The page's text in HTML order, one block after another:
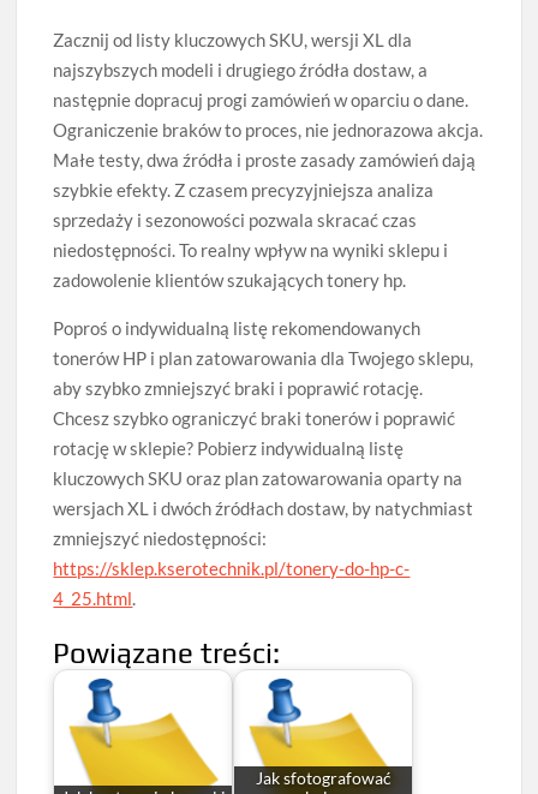
Zacznij od listy kluczowych SKU, wersji XL dla
najszybszych modeli i drugiego źródła dostaw, a
następnie dopracuj progi zamówień w oparciu o dane.
Ograniczenie braków to proces, nie jednorazowa akcja.
Małe testy, dwa źródła i proste zasady zamówień dają
szybkie efekty. Z czasem precyzyjniejsza analiza
sprzedaży i sezonowości pozwala skracać czas
niedostępności. To realny wpływ na wyniki sklepu i
zadowolenie klientów szukających tonery hp.
Poproś o indywidualną listę rekomendowanych
tonerów HP i plan zatowarowania dla Twojego sklepu,
aby szybko zmniejszyć braki i poprawić rotację.
Chcesz szybko ograniczyć braki tonerów i poprawić
rotację w sklepie? Pobierz indywidualną listę
kluczowych SKU oraz plan zatowarowania oparty na
wersjach XL i dwóch źródłach dostaw, by natychmiast
zmniejszyć niedostępności:
https://sklep.kserotechnik.pl/tonery-do-hp-c-
4_25.html
Powiązane treści:
Jak sfotografować